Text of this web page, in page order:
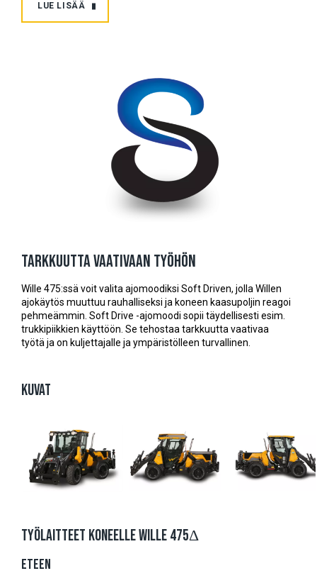
LUE LISÄÄ
Tarkkuutta vaativaan työhön
Wille 475:ssä voit valita ajomoodiksi Soft Driven, jolla Willen
ajokäytös muuttuu rauhalliseksi ja koneen kaasupoljin reagoi
pehmeämmin. Soft Drive -ajomoodi sopii täydellisesti esim.
trukkipiikkien käyttöön. Se tehostaa tarkkuutta vaativaa
työtä ja on kuljettajalle ja ympäristölleen turvallinen.
KUVAT
TYÖLAITTEET KONEELLE WILLE 475Δ
ETEEN